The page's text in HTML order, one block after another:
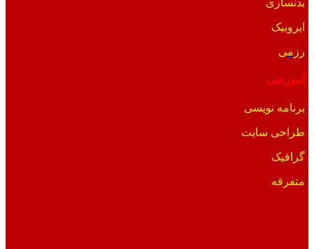
ایروبیک
رزمی
آموزشی
برنامه نویسی
طراحی سایت
گرافیک
متفرقه